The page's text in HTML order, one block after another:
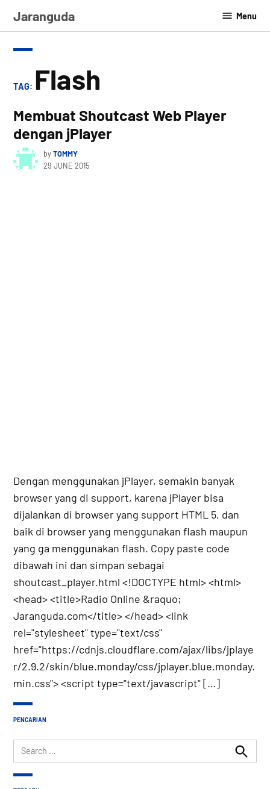
Jaranguda Menu
TAG: Flash
Membuat Shoutcast Web Player
dengan jPlayer
byTOMMY
29 JUNE 2015
Dengan menggunakan jPlayer, semakin banyak
browser yang di support, karena jPlayer bisa
dijalankan di browser yang support HTML 5, dan
baik di browser yang menggunakan flash maupun
yang ga menggunakan flash. Copy paste code
dibawah ini dan simpan sebagai
shoutcast_player.html <!DOCTYPE html> <html>
<head> <title>Radio Online &raquo;
Jaranguda.com</title> </head> <link
rel="stylesheet" type="text/css"
href="https://cdnjs.cloudflare.com/ajax/libs/jplaye
r/2.9.2/skin/blue.monday/css/jplayer.blue.monday.
min.css"> <script type="text/javascript" […]
PENCARIAN
Search
for:
Search